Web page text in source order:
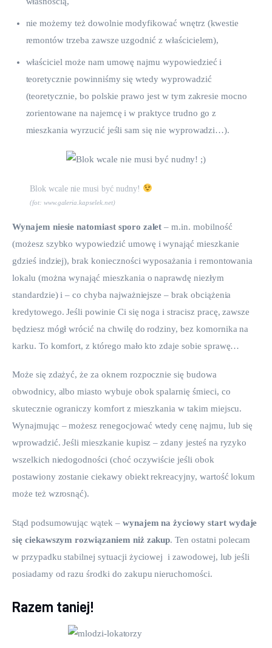
nie możemy też dowolnie modyfikować wnętrz (kwestie
remontów trzeba zawsze uzgodnić z właścicielem),
właściciel może nam umowę najmu wypowiedzieć i
teoretycznie powinniśmy się wtedy wyprowadzić
(teoretycznie, bo polskie prawo jest w tym zakresie mocno
zorientowane na najemcę i w praktyce trudno go z
mieszkania wyrzucić jeśli sam się nie wyprowadzi…).
Blok wcale nie musi być nudny!
(fot: www.galeria.kapselek.net)
Wynajem niesie natomiast sporo zalet – m.in. mobilność
(możesz szybko wypowiedzić umowę i wynająć mieszkanie
gdzieś indziej), brak konieczności wyposażania i remontowania
lokalu (można wynająć mieszkania o naprawdę niezłym
standardzie) i – co chyba najważniejsze – brak obciążenia
kredytowego. Jeśli powinie Ci się noga i stracisz pracę, zawsze
będziesz mógł wrócić na chwilę do rodziny, bez komornika na
karku. To komfort, z którego mało kto zdaje sobie sprawę…
Może się zdażyć, że za oknem rozpocznie się budowa
obwodnicy, albo miasto wybuje obok spalarnię śmieci, co
skutecznie ograniczy komfort z mieszkania w takim miejscu.
Wynajmując – możesz renegocjować wtedy cenę najmu, lub się
wprowadzić. Jeśli mieszkanie kupisz – zdany jesteś na ryzyko
wszelkich niedogodności (choć oczywiście jeśli obok
postawiony zostanie ciekawy obiekt rekreacyjny, wartość lokum
może też wzrosnąć).
Stąd podsumowując wątek – wynajem na życiowy start wydaje
się ciekawszym rozwiązaniem niż zakup. Ten ostatni polecam
w przypadku stabilnej sytuacji życiowej  i zawodowej, lub jeśli
posiadamy od razu środki do zakupu nieruchomości.
Razem taniej!